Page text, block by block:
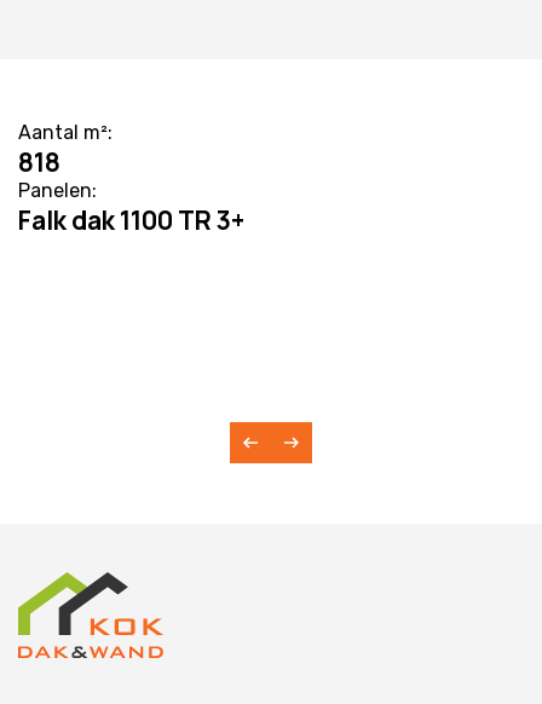
Aantal m²:
818
Panelen:
Falk dak 1100 TR 3+